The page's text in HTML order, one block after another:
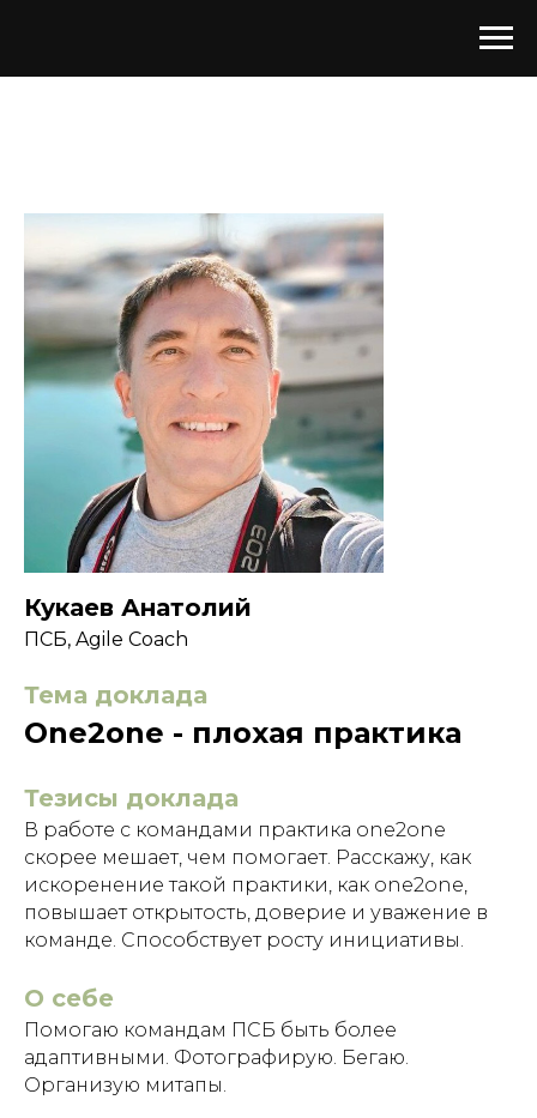
Кукаев Анатолий
ПСБ, Agile Coach
Тема доклада
One2one - плохая практика
Тезисы доклада
В работе с командами практика one2one
скорее мешает, чем помогает. Расскажу, как
искоренение такой практики, как one2one,
повышает открытость, доверие и уважение в
команде. Способствует росту инициативы.
О себе
Помогаю командам ПСБ быть более
адаптивными. Фотографирую. Бегаю.
Организую митапы.